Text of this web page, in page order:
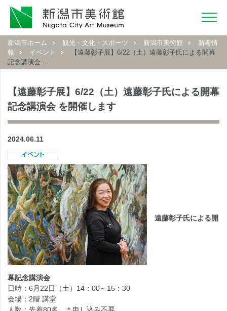
新潟市ホーム 観光・文化・スポーツ 新潟市美術館
新着情
報
イベント
【遠藤彰子展】6/22（土）遠藤彰子氏による開幕
記念講演会 ...
【遠藤彰子展】6/22（土）遠藤彰子氏による開幕
記念講演会 を開催します
2024.06.11
遠藤彰子氏による開
幕記念講演会
日時：6月22日（土）14：00～15：30
会場：2階 講堂